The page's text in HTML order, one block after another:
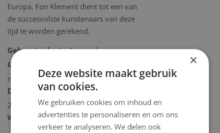
Europa. Fon Klement dient tot een van
de succesvolste kunstenaars van deze
tijd te worden gerekend.
Geboorteplaats: Amsterdam
Geboortedatum:
november 1930
Datum overlijden: zondag 8 oktober
2000
Website: http://www.fonklement.tk/
×
Deze website maakt gebruik
van cookies.
We gebruiken cookies om inhoud en
advertenties te personaliseren en om ons
verkeer te analyseren. We delen ook